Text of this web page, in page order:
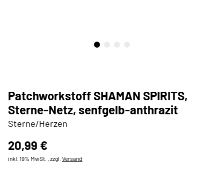
Patchworkstoff SHAMAN SPIRITS,
Sterne-Netz, senfgelb-anthrazit
Sterne/Herzen
20,99 €
inkl. 19% MwSt. , zzgl. Versand